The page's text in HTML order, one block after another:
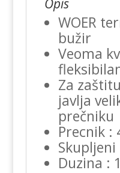
Opis
WOER
bužir
Veoma
Za
javlja
prečniku
Precnik :
Duzina :